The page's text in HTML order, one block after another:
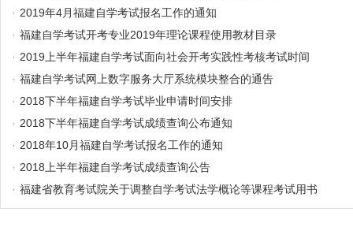
· 2019年4月福建自学考试报名工作的通知
· 福建自学考试开考专业2019年理论课程使用教材目录
· 2019上半年福建自学考试面向社会开考实践性考核考试时间
· 福建自学考试网上数字服务大厅系统模块整合的通告
· 2018下半年福建自学考试毕业申请时间安排
· 2018下半年福建自学考试成绩查询公布通知
· 2018年10月福建自学考试报名工作的通知
· 2018上半年福建自学考试成绩查询公告
· 福建省教育考试院关于调整自学考试法学概论等课程考试用书